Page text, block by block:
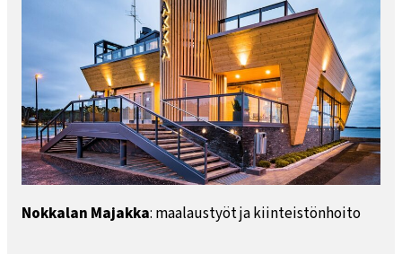
Nokkalan Majakka: maalaustyöt ja kiinteistönhoito